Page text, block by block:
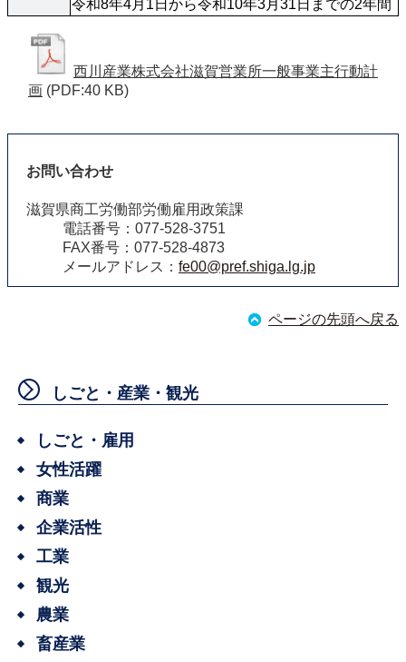
令和8年4月1日から令和10年3月31日までの2年間
西川産業株式会社滋賀営業所一般事業主行動計
画 (PDF:40 KB)
お問い合わせ
滋賀県商工労働部労働雇用政策課
電話番号：077-528-3751
FAX番号：077-528-4873
メールアドレス： fe00@pref.shiga.lg.jp
ページの先頭へ戻る
しごと・産業・観光
しごと・雇用
女性活躍
商業
企業活性
工業
観光
農業
畜産業